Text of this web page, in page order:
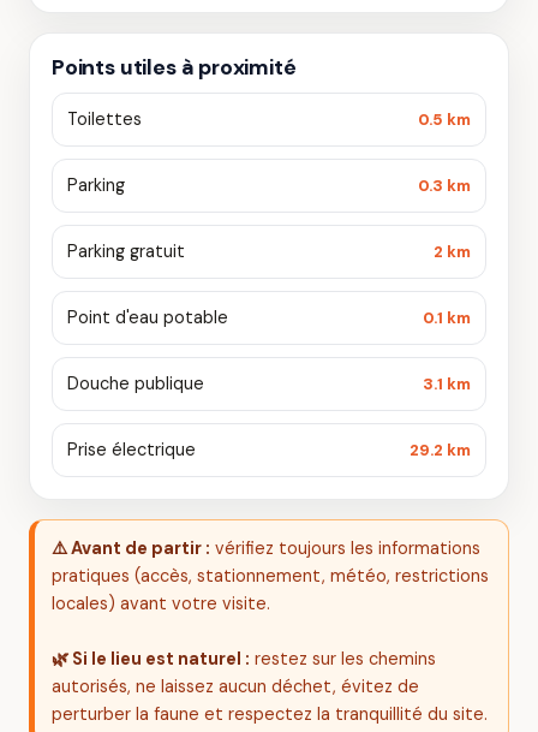
Points utiles à proximité
Toilettes 0.5 km
Parking 0.3 km
Parking gratuit 2 km
Point d'eau potable 0.1 km
Douche publique 3.1 km
Prise électrique 29.2 km
⚠️ Avant de partir : vérifiez toujours les informations
pratiques (accès, stationnement, météo, restrictions
locales) avant votre visite.
🌿 Si le lieu est naturel : restez sur les chemins
autorisés, ne laissez aucun déchet, évitez de
perturber la faune et respectez la tranquillité du site.